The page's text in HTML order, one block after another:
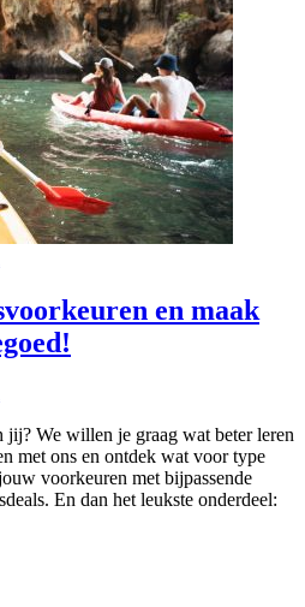
en maak
We willen je graag wat beter leren
met ons en ontdek wat voor type
voorkeuren met bijpassende
En dan het leukste onderdeel: